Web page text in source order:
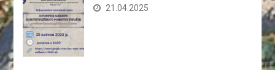
21.04.2025